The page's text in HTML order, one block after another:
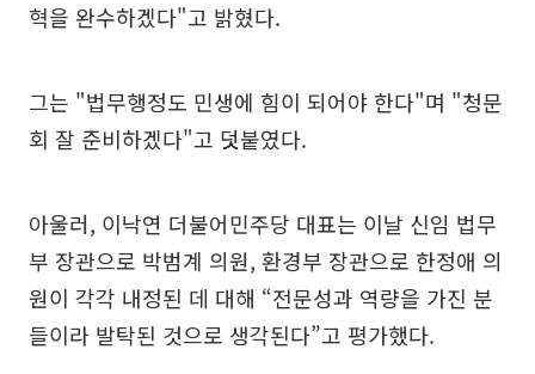
혁을 완수하겠다"고 밝혔다.
그는 "법무행정도 민생에 힘이 되어야 한다"며 "청문
회 잘 준비하겠다"고 덧붙였다.
아울러, 이낙연 더불어민주당 대표는 이날 신임 법무
부 장관으로 박범계 의원, 환경부 장관으로 한정애 의
원이 각각 내정된 데 대해 “전문성과 역량을 가진 분
들이라 발탁된 것으로 생각된다”고 평가했다.